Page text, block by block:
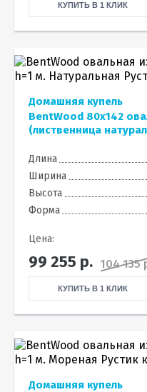
КУПИТЬ В 1 КЛИК
Домашняя купель
BentWood 80х142
(лиственница
Длина
Ширина
Высота
Форма
Цена:
99 255 р. 104 135
КУПИТЬ В 1 КЛИК
Домашняя купель